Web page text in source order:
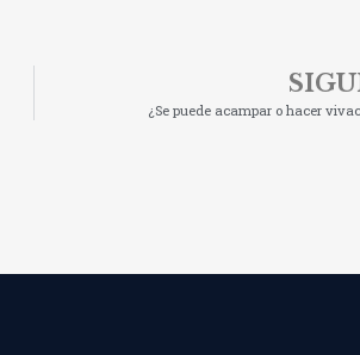
¿Se puede acampar o hacer